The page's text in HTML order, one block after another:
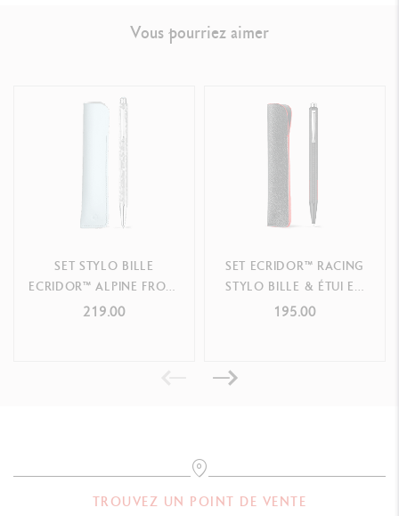
RÉFÉRENCE DU PRODUIT
Vous pourriez aimer
SET STYLO BILLE
ECRIDOR™ ALPINE FROST
& ÉTUI BLEU POLAIRE EN
219.00
SET ECRIDOR™ RACING
STYLO BILLE & ÉTUI EN
CUIR
195.00
TROUVEZ UN POINT DE VENTE